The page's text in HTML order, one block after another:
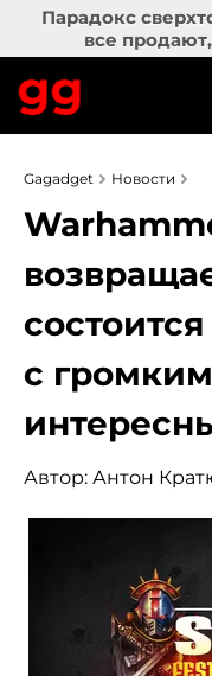
Парадокс
все
Gagadget Новости
с
Автор: Антон